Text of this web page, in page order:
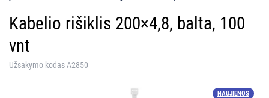
Kabelio rišiklis 200×4,8, balta, 100
vnt
Užsakymo kodas A2850
NAUJIENOS